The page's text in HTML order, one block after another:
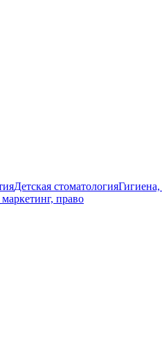
Детская стоматология
право